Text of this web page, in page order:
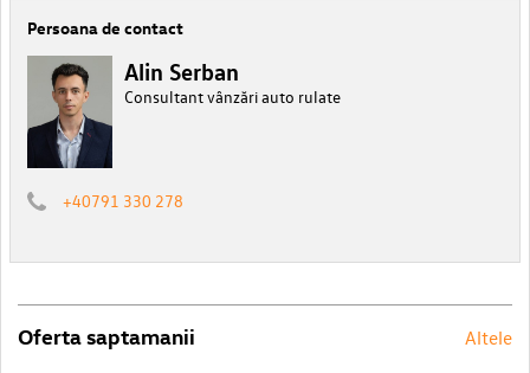
Persoana de contact
Alin Serban
Consultant vânzări auto rulate
+40791 330 278
Oferta saptamanii Altele